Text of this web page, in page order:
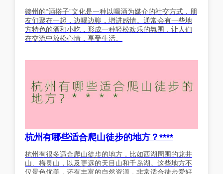
赣州的“酒搭子”文化是一种以喝酒为媒介的社交方式，朋
友们聚在一起，边喝边聊，增进感情。通常会有一些地
方特色的酒和小吃，形成一种轻松欢乐的氛围，让人们
在交流中放松心情，享受生活。
杭州有哪些适合爬山徒步的地方？****
杭州有很多适合爬山徒步的地方，比如西湖周围的龙井
山、梅灵山，以及更远的天目山和千岛湖。这些地方不
仅景色优美，还有丰富的自然资源，非常适合徒步爱好